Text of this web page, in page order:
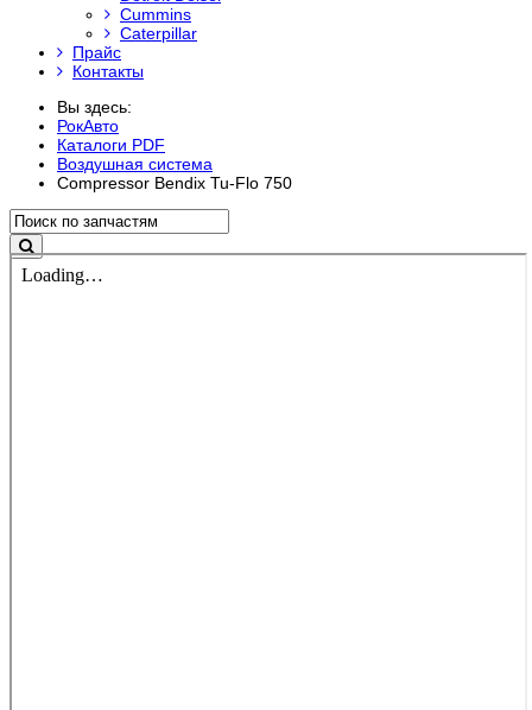
Cummins
Caterpillar
Прайс
Контакты
Вы здесь:
РокАвто
Каталоги PDF
Воздушная система
Compressor Bendix Tu-Flo 750